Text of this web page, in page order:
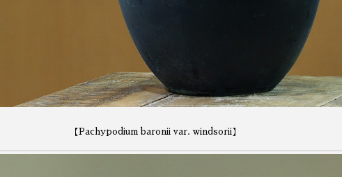
【Pachypodium baronii var. windsorii】